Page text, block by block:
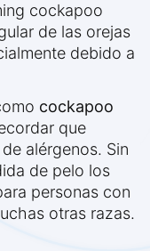
cockapoo
de las orejas
debido a
cockapoo
que
alérgenos. Sin
de pelo los
personas con
otras razas.